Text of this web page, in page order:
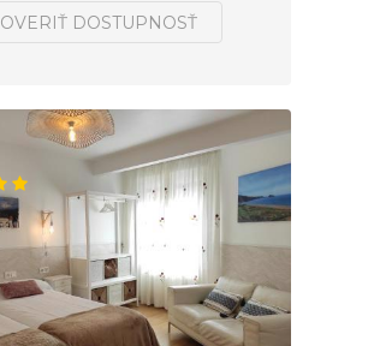
OVERIŤ DOSTUPNOSŤ